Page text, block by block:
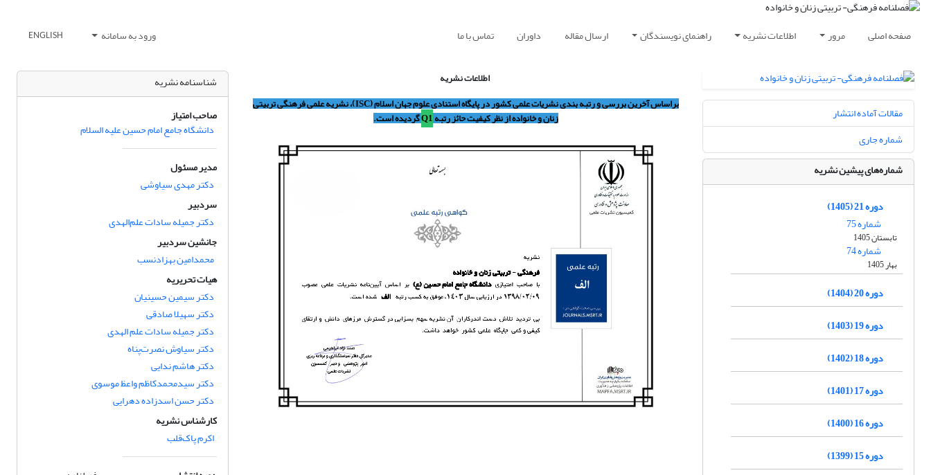
صفحه اصلی مرور اطلاعات نشریه راهنمای نویسندگان ارسال مقاله داوران تماس با ما ورود به سامانه ENGLISH
مقالات آماده انتشار
شماره جاری
شماره‌های پیشین نشریه
دوره 21 (1405)
شماره 75
تابستان 1405
شماره 74
بهار 1405
دوره 20 (1404)
دوره 19 (1403)
دوره 18 (1402)
دوره 17 (1401)
دوره 16 (1400)
دوره 15 (1399)
اطلاعات نشریه
براساس آخرین بررسی و رتبه بندی نشریات علمی کشور در پایگاه استنادی علوم جهان اسلام (ISC)، نشریه علمی فرهنگی تربیتی
زنان و خانواده از نظر کیفیت حائز رتبهQ1گردیده است.
شناسنامه نشریه
صاحب امتیاز
دانشگاه جامع امام حسین علیه السلام
مدیر مسئول
دکتر مهدی سیاوشی
سردبیر
دکتر جمیله سادات علم‌الهدی
جانشین سردبیر
محمدامین بهزادنسب
هیات تحریریه
دکتر سیمین حسینیان
دکتر سهیلا صادقی
دکتر جمیله سادات علم الهدی
دکتر سیاوش نصرت‌پناه
دکتر هاشم ندایی
دکتر سیدمحمدکاظم واعظ موسوی
دکتر حسن اسدزاده دهرایی
کارشناس نشریه
اکرم پاک‌قلب